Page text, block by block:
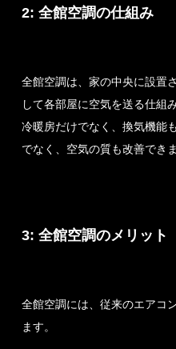
2: 全館空調の仕組み
全館空調は、家の中央に設置
して各部屋に空気を送る仕組
冷暖房だけでなく、換気機能
でなく、空気の質も改善できま
3: 全館空調のメリット
全館空調には、従来のエアコ
ます。